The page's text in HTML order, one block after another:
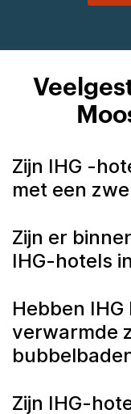
Zijn IHG -
met een
Zijn er
IHG-hotels
Hebben
verwarmde
Zijn IHG-